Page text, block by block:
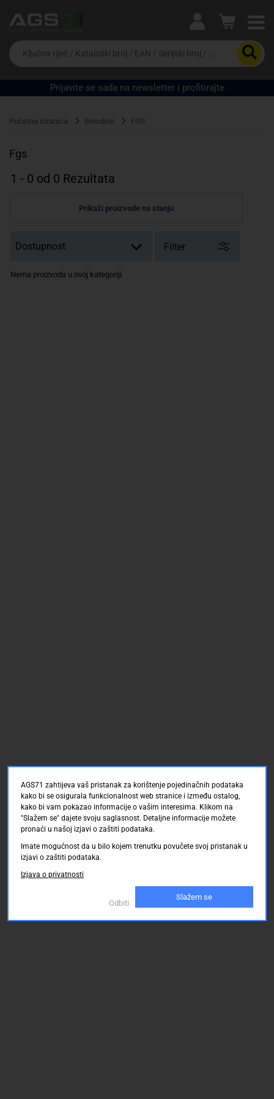
Ova postavka prilagođava asortiman proizvoda i
cijene vašim potrebama.
Da
biste
potražili
proizvod,
unesite
riječ,
EAN
ili
serijski
Prijavite se sada na newsletter i profitirajte
Početna stranica Brendovi FGS
Fgs
1 - 0 od 0 Rezultata
Prikaži proizvode na stanju
Filter
Nema proizvoda u ovoj kategoriji.
AGS71 zahtijeva vaš pristanak za korištenje pojedinačnih podataka
kako bi se osigurala funkcionalnost web stranice i između ostalog,
kako bi vam pokazao informacije o vašim interesima. Klikom na
"Slažem se" dajete svoju saglasnost. Detaljne informacije možete
pronaći u našoj izjavi o zaštiti podataka.
Imate mogućnost da u bilo kojem trenutku povučete svoj pristanak u
izjavi o zaštiti podataka.
Izjava o privatnosti
Odbiti
Slažem se